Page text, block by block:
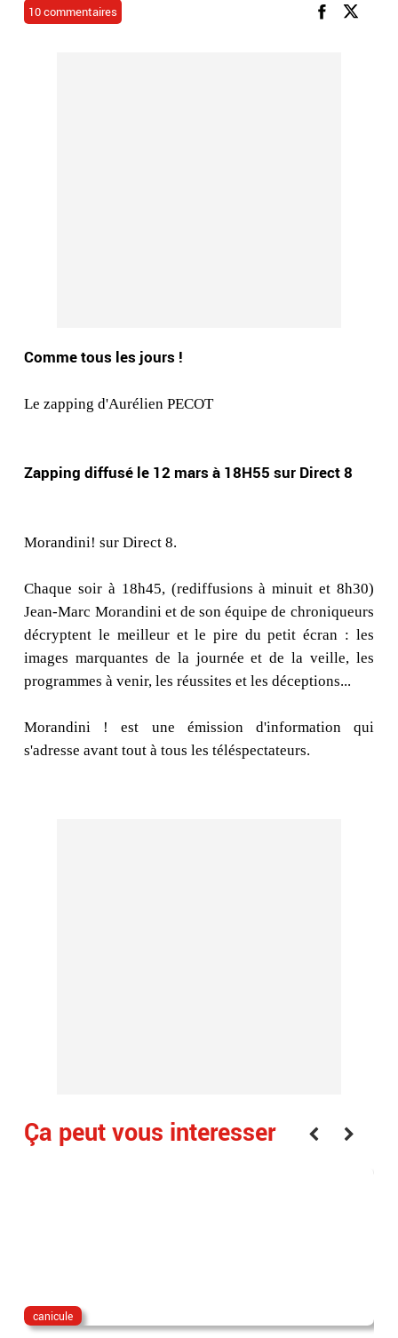
10 commentaires
Comme tous les jours !
Le zapping d'Aurélien PECOT
Zapping diffusé le 12 mars à 18H55 sur Direct 8
Morandini! sur Direct 8.
Chaque soir à 18h45, (rediffusions à minuit et 8h30)
Jean-Marc Morandini et de son équipe de chroniqueurs
décryptent le meilleur et le pire du petit écran : les
images marquantes de la journée et de la veille, les
programmes à venir, les réussites et les déceptions...
Morandini ! est une émission d'information qui
s'adresse avant tout à tous les téléspectateurs.
Ça peut vous interesser
canicule